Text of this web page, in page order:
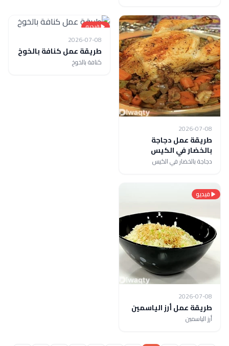
2026-07-08
طريقة عمل دجاجة
بالخضار في الكيس
دجاجة بالخضار في الكيس
فيديو
2026-07-08
طريقة عمل كنافة بالخوخ
كنافة بالخوخ
فيديو
2026-07-08
طريقة عمل أرز الياسمين
أرز الياسمين